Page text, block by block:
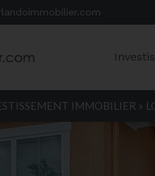
IMMOBILIER »